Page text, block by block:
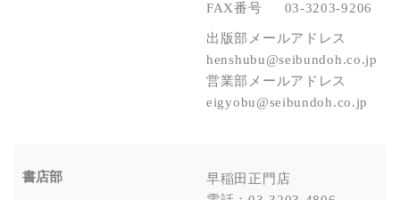
FAX番号 03-3203-9206
出版部メールアドレス
henshubu@seibundoh.co.jp
営業部メールアドレス
eigyobu@seibundoh.co.jp
書店部
早稲田正門店